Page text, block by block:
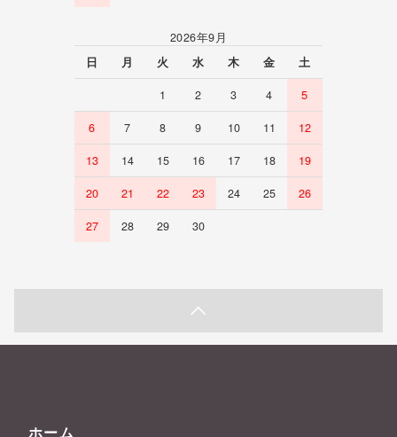
2026年9月
日
月 火 水 木 金 土
1 2 3 4 5
6 7 8 9 10 11 12
13 14 15 16 17 18 19
20 21 22 23 24 25 26
27 28 29 30
ホーム